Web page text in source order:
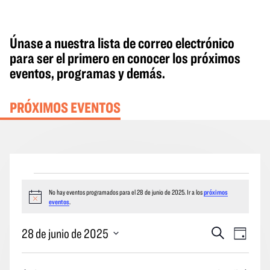
Únase a nuestra lista de correo electrónico
para ser el primero en conocer los próximos
eventos, programas y demás.
PRÓXIMOS EVENTOS
del
de
junio
de
Aviso
No hay eventos programados para el 28 de junio de 2025. Ir a lospróximos
eventos.
Eventos
Búsqueda
y
Buscar
por
las
Día
28 de junio de 2025